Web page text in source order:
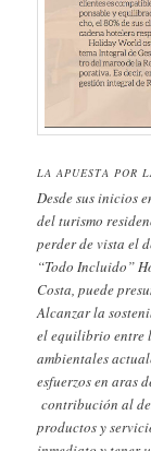
LA APUESTA POR
Desde sus inicios
del turismo
perder de vista el
“Todo Incluido”
Costa, puede
Alcanzar la
el equilibrio entre
ambientales
esfuerzos en aras
contribución al
productos y